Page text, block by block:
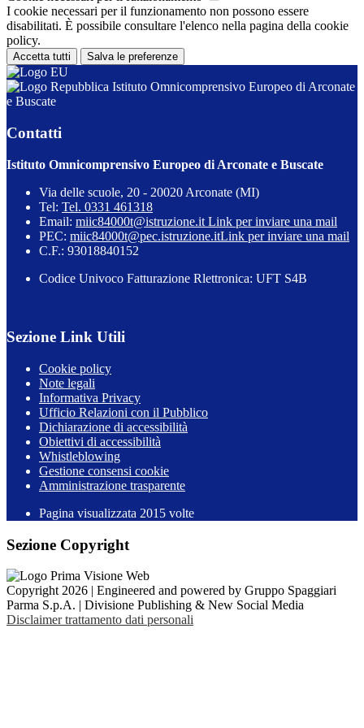
I cookie necessari per il funzionamento non possono essere
disabilitati. È possibile consultare l'elenco nella pagina della cookie
policy.
Accetta tutti Salva le preferenze
Istituto Omnicomprensivo Europeo di Arconate
e Buscate
Contatti
Istituto Omnicomprensivo Europeo di Arconate e Buscate
Via delle scuole, 20 - 20020 Arconate (MI)
Tel: Tel. 0331 461318
Email: miic84000t@istruzione.it Link per inviare una mail
PEC: miic84000t@pec.istruzione.itLink per inviare una mail
C.F.: 93018840152
Codice Univoco Fatturazione Rlettronica: UFT S4B
Sezione Link Utili
Cookie policy
Note legali
Informativa Privacy
Ufficio Relazioni con il Pubblico
Dichiarazione di accessibilità
Obiettivi di accessibilità
Whistleblowing
Gestione consensi cookie
Amministrazione trasparente
Pagina visualizzata 2015 volte
Sezione Copyright
Copyright 2026 | Engineered and powered by Gruppo Spaggiari
Parma S.p.A. | Divisione Publishing & New Social Media
Disclaimer trattamento dati personali